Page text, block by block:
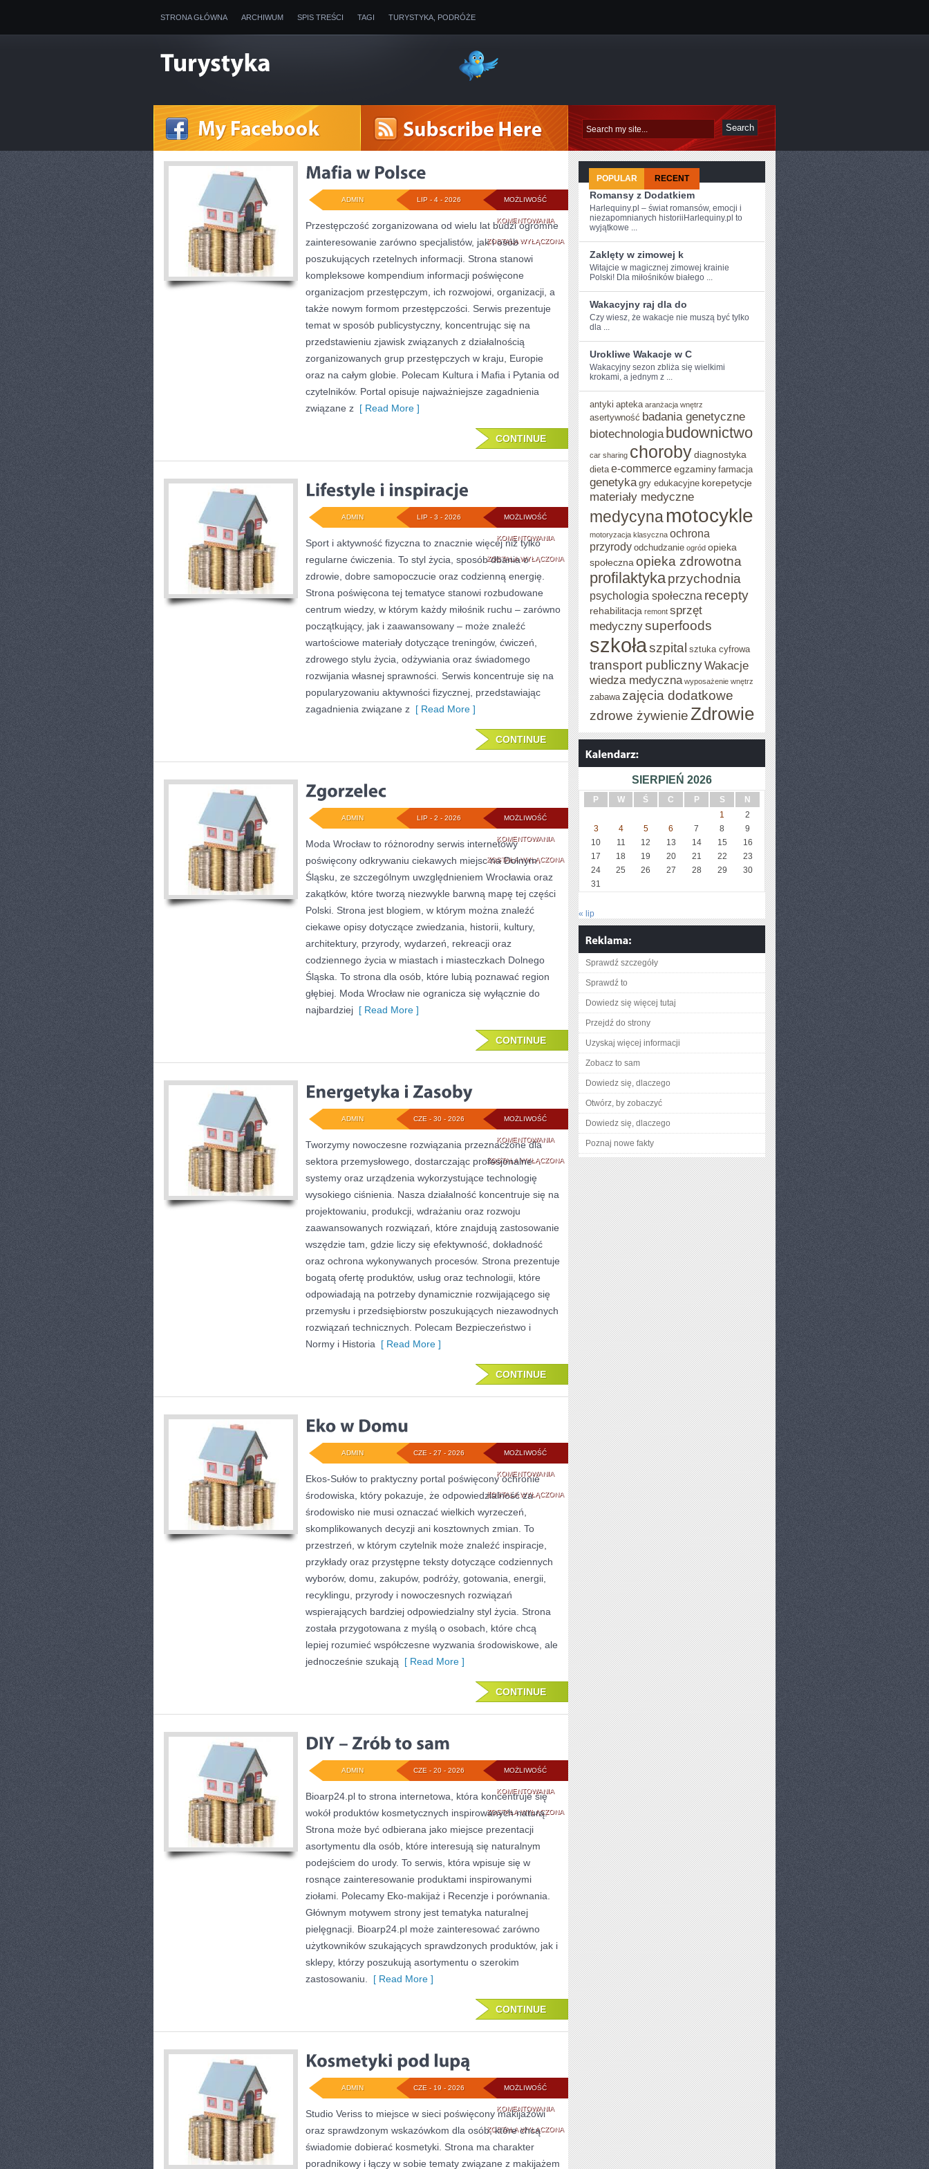
STRONA GŁÓWNA ARCHIWUM SPIS TREŚCI TAGI TURYSTYKA, PODRÓŻE
MOŻLIWOŚĆ
KOMENTOWANIAMAFIA
W
POLSCE
ZOSTAŁA WYŁĄCZONA
LIP - 4 - 2026
ADMIN
Przestępczość zorganizowana od wielu lat budzi ogromne
zainteresowanie zarówno specjalistów, jak i osób
poszukujących rzetelnych informacji. Strona stanowi
kompleksowe kompendium informacji poświęcone
organizacjom przestępczym, ich rozwojowi, organizacji, a
także nowym formom przestępczości. Serwis prezentuje
temat w sposób publicystyczny, koncentrując się na
przedstawieniu zjawisk związanych z działalnością
zorganizowanych grup przestępczych w kraju, Europie
oraz na całym globie. Polecam Kultura i Mafia i Pytania od
czytelników. Portal opisuje najważniejsze zagadnienia
związane z [ Read More ]
CONTINUE
MOŻLIWOŚĆ
KOMENTOWANIALIFESTYLE
I
INSPIRACJE
ZOSTAŁA WYŁĄCZONA
LIP - 3 - 2026
ADMIN
Sport i aktywność fizyczna to znacznie więcej niż tylko
regularne ćwiczenia. To styl życia, sposób dbania o
zdrowie, dobre samopoczucie oraz codzienną energię.
Strona poświęcona tej tematyce stanowi rozbudowane
centrum wiedzy, w którym każdy miłośnik ruchu – zarówno
początkujący, jak i zaawansowany – może znaleźć
wartościowe materiały dotyczące treningów, ćwiczeń,
zdrowego stylu życia, odżywiania oraz świadomego
rozwijania własnej sprawności. Serwis koncentruje się na
popularyzowaniu aktywności fizycznej, przedstawiając
zagadnienia związane z [ Read More ]
CONTINUE
MOŻLIWOŚĆ
KOMENTOWANIAZGORZELEC
ZOSTAŁA WYŁĄCZONA
LIP - 2 - 2026
ADMIN
Moda Wrocław to różnorodny serwis internetowy
poświęcony odkrywaniu ciekawych miejsc na Dolnym
Śląsku, ze szczególnym uwzględnieniem Wrocławia oraz
zakątków, które tworzą niezwykle barwną mapę tej części
Polski. Strona jest blogiem, w którym można znaleźć
ciekawe opisy dotyczące zwiedzania, historii, kultury,
architektury, przyrody, wydarzeń, rekreacji oraz
codziennego życia w miastach i miasteczkach Dolnego
Śląska. To strona dla osób, które lubią poznawać region
głębiej. Moda Wrocław nie ogranicza się wyłącznie do
najbardziej [ Read More ]
CONTINUE
MOŻLIWOŚĆ
KOMENTOWANIAENERGETYKA
I
ZASOBY
ZOSTAŁA WYŁĄCZONA
CZE - 30 - 2026
ADMIN
Tworzymy nowoczesne rozwiązania przeznaczone dla
sektora przemysłowego, dostarczając profesjonalne
systemy oraz urządzenia wykorzystujące technologię
wysokiego ciśnienia. Nasza działalność koncentruje się na
projektowaniu, produkcji, wdrażaniu oraz rozwoju
zaawansowanych rozwiązań, które znajdują zastosowanie
wszędzie tam, gdzie liczy się efektywność, dokładność
oraz ochrona wykonywanych procesów. Strona prezentuje
bogatą ofertę produktów, usług oraz technologii, które
odpowiadają na potrzeby dynamicznie rozwijającego się
przemysłu i przedsiębiorstw poszukujących niezawodnych
rozwiązań technicznych. Polecam Bezpieczeństwo i
Normy i Historia [ Read More ]
CONTINUE
MOŻLIWOŚĆ
KOMENTOWANIAEKO
W
DOMU
ZOSTAŁA WYŁĄCZONA
CZE - 27 - 2026
ADMIN
Ekos-Sułów to praktyczny portal poświęcony ochronie
środowiska, który pokazuje, że odpowiedzialność za
środowisko nie musi oznaczać wielkich wyrzeczeń,
skomplikowanych decyzji ani kosztownych zmian. To
przestrzeń, w którym czytelnik może znaleźć inspiracje,
przykłady oraz przystępne teksty dotyczące codziennych
wyborów, domu, zakupów, podróży, gotowania, energii,
recyklingu, przyrody i nowoczesnych rozwiązań
wspierających bardziej odpowiedzialny styl życia. Strona
została przygotowana z myślą o osobach, które chcą
lepiej rozumieć współczesne wyzwania środowiskowe, ale
jednocześnie szukają [ Read More ]
CONTINUE
MOŻLIWOŚĆ
KOMENTOWANIADIY
–
ZRÓB
SAM
ZOSTAŁA WYŁĄCZONA
CZE - 20 - 2026
ADMIN
Bioarp24.pl to strona internetowa, która koncentruje się
wokół produktów kosmetycznych inspirowanych naturą.
Strona może być odbierana jako miejsce prezentacji
asortymentu dla osób, które interesują się naturalnym
podejściem do urody. To serwis, która wpisuje się w
rosnące zainteresowanie produktami inspirowanymi
ziołami. Polecamy Eko-makijaż i Recenzje i porównania.
Głównym motywem strony jest tematyka naturalnej
pielęgnacji. Bioarp24.pl może zainteresować zarówno
użytkowników szukających sprawdzonych produktów, jak i
sklepy, którzy poszukują asortymentu o szerokim
zastosowaniu.
[ Read More ]
CONTINUE
MOŻLIWOŚĆ
KOMENTOWANIAKOSMETYKI
POD
LUPĄ
ZOSTAŁA WYŁĄCZONA
CZE - 19 - 2026
ADMIN
Studio Veriss to miejsce w sieci poświęcony makijażowi
oraz sprawdzonym wskazówkom dla osób, które chcą
świadomie dobierać kosmetyki. Strona ma charakter
poradnikowy i łączy w sobie tematy związane z makijażem
POPULAR RECENT
Romansy z Dodatkiem
Harlequiny.pl – świat romansów, emocji i
niezapomnianych historiiHarlequiny.pl to
wyjątkowe ...
Zaklęty w zimowej k
Witajcie w magicznej zimowej krainie
Polski! Dla miłośników białego ...
Wakacyjny raj dla do
Czy wiesz, ⁤że wakacje nie muszą być ​tylko
dla ...
Urokliwe Wakacje w C
Wakacyjny sezon zbliża ‌się ⁣wielkimi
‍krokami, a jednym z ...
antyki apteka aranżacja wnętrz
asertywność badania genetyczne
biotechnologia budownictwo
car sharing chorobydiagnostyka
dieta e-commerceegzaminy farmacja
genetyka gry edukacyjne korepetycje
materiały medyczne
medycynamotocykle
motoryzacja klasyczna ochrona
przyrody odchudzanie ogród opieka
społeczna opieka zdrowotna
profilaktykaprzychodnia
psychologia społeczna recepty
rehabilitacja remont sprzęt
medycznysuperfoods
szkołaszpital sztuka cyfrowa
transport publicznyWakacje
wiedza medyczna wyposażenie wnętrz
zabawa zajęcia dodatkowe
zdrowe żywienieZdrowie
SIERPIEŃ 2026
P W Ś C P S
N
1
2
3
4 5 6 7 8
9
10
11 12 13 14 15
16
17
18 19 20 21 22
23
24
25 26 27 28 29
30
31
« lip
Sprawdź szczegóły
Sprawdź to
Dowiedz się więcej tutaj
Przejdź do strony
Uzyskaj więcej informacji
Zobacz to sam
Dowiedz się, dlaczego
Otwórz, by zobaczyć
Dowiedz się, dlaczego
Poznaj nowe fakty